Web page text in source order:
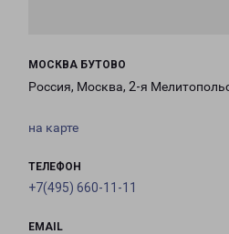
МОСКВА БУТОВО
Россия, Москва, 2-я
на карте
ТЕЛЕФОН
+7(495) 660-11-11
EMAIL